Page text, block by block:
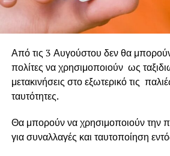
βιώσει τραγωδίες πρωτοφανούς
άφησαν βαθιά τραύματα στην
δράση, οι εικόνες της καταστροφής
επαναλαμβάνονται, κάθε καλοκαίρι,
Από τις 3 Αυγούστου δεν θα
πολίτες να χρησιμοποιούν ως
μετακινήσεις στο εξωτερικό τις
ταυτότητες.
Θα μπορούν να χρησιμοποιούν την
για συναλλαγές και ταυτοποίηση